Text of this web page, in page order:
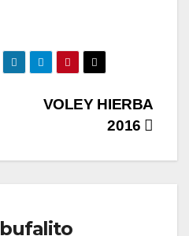
VOLEY HIERBA
2016
bufalito